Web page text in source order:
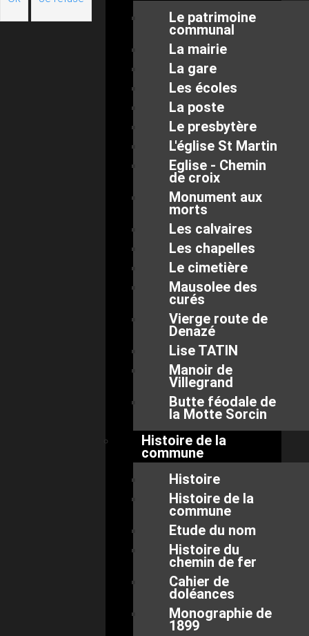
Le patrimoine
communal
La mairie
La gare
Les écoles
La poste
Le presbytère
L'église St Martin
Eglise - Chemin
de croix
Monument aux
morts
Les calvaires
Les chapelles
Le cimetière
Mausolee des
curés
Vierge route de
Denazé
Lise TATIN
Manoir de
Villegrand
Butte féodale de
la Motte Sorcin
Histoire de la
commune
Histoire
Histoire de la
commune
Etude du nom
Histoire du
chemin de fer
Cahier de
doléances
Monographie de
1899